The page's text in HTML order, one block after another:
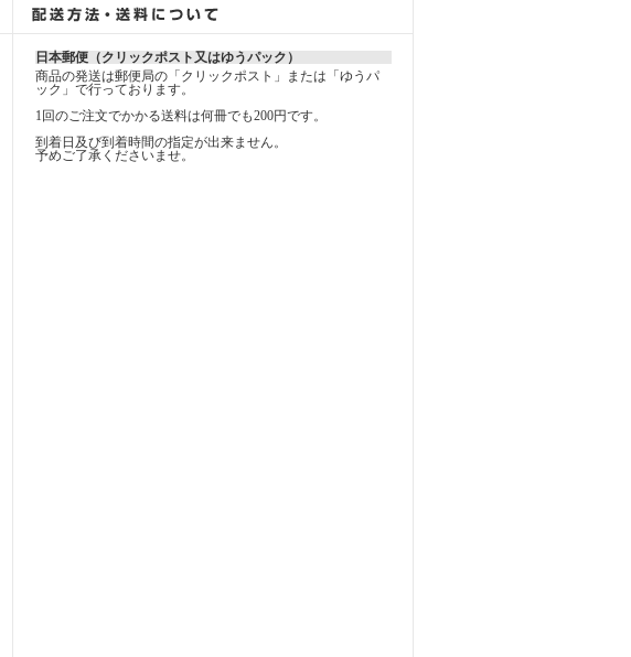
日本郵便（クリックポスト又はゆうパック）
商品の発送は郵便局の「クリックポスト」または「ゆうパ
ック」で行っております。
1回のご注文でかかる送料は何冊でも200円です。
到着日及び到着時間の指定が出来ません。
予めご了承くださいませ。